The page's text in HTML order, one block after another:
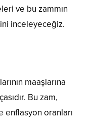
ve bu zammın
inceleyeceğiz.
maaşlarına
Bu zam,
enflasyon oranları